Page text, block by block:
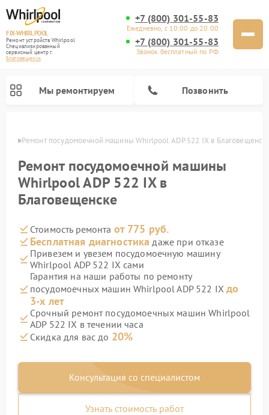
FIX-WHIRLPOOL
Ремонт устройств Whirlpool
Специализированный
cервисный центр г.
Благовещенск
+7 (800) 301-55-83
Ежедневно, с 10:00 до 20:00
+7 (800) 301-55-83
Звонок бесплатный по РФ
Мы ремонтируем Позвонить
Ремонт посудомоечной машины Whirlpool ADP 522 IX в
Ремонт посудомоечной машины
Whirlpool ADP 522 IX в
Благовещенске
Стоимость ремонта от 775 руб.
Бесплатная диагностика даже при отказе
Привезем и увезем посудомоечную машину
Whirlpool ADP 522 IX сами
Гарантия на наши работы по ремонту
посудомоечных машин Whirlpool ADP 522 IXдо
3-х лет
Срочный ремонт посудомоечных машин Whirlpool
ADP 522 IX в течении часа
Скидка для вас до 20%
Консультация со специалистом
Узнать стоимость работ